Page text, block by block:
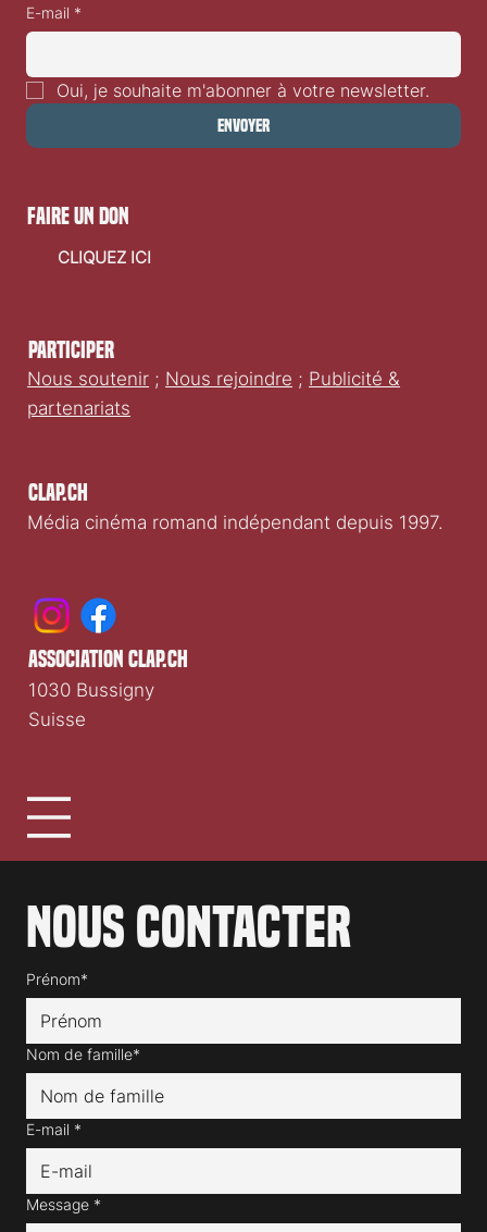
E-mail *
Oui, je souhaite m'abonner à votre newsletter.
Envoyer
Clap.ch
Média cinéma romand indépendant depuis 1997.
Participer
Nous soutenir ; Nous rejoindre ; Publicité &
partenariats
Nous contacter
Prénom*
Nom de famille*
E-mail *
Message *
faire un don
CLIQUEZ ICI
association clap.ch
1030 Bussigny
Suisse